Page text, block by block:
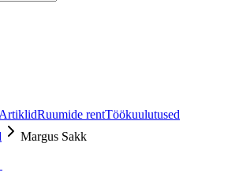
ArtiklidRuumide rentTöökuulutused
Margus Sakk